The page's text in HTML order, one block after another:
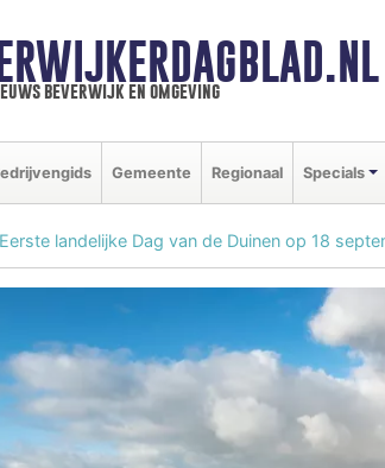
beverwijk en omgeving
Gemeente Regionaal Specials
Eerste landelijke Dag van de Duinen op 18